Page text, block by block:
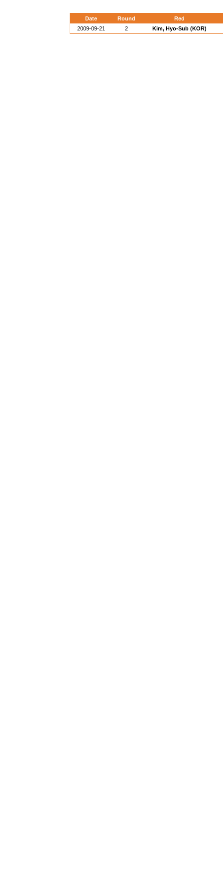
Date Round
Red
2009-09-21
2 Kim, Hyo-Sub (KOR)